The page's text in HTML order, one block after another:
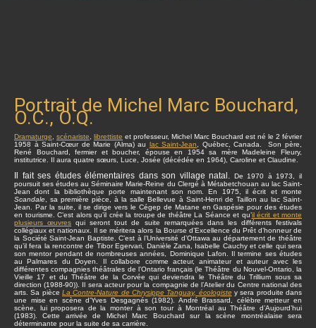
Portrait de Michel Marc Bouchard,
O.C., O.Q.
Dramaturge scénariste librettiste et professeur, Michel Marc Bouchard est né le 2 février
1958 à Saint-Cœur de Marie (Alma) au lac Saint-Jean
, Québec, Canada. Son père,
René Bouchard, fermier et boucher, épouse en 1954 sa mère Madeleine Fleury,
institutrice. Il aura quatre sœurs, Luce, Josée (décédée en 1964), Caroline et Claudine.
Il fait ses études élémentaires dans son village natal.
De 1970 à 1973, il
poursuit ses études au Séminaire Marie-Reine du Clergé à Métabetchouan au lac Saint-
Jean dont la bibliothèque porte maintenant son nom. En 1975, il écrit et monte
Scandale , sa première pièce, à la salle Bellevue à Saint-Henri de Taillon au lac Saint-
Jean. Par la suite, il se dirige vers le Cégep de Matane en Gaspésie pour des études
en tourisme. C’est alors qu’il crée la troupe de théâtre La Séance et qu’il écrit et monte
plusieurs œuvres qui seront tout de suite remarquées dans les différents festivals
collégiaux et nationaux. Il se méritera alors la Bourse d’Excellence du Prêt d’honneur de
la Société Saint-Jean Baptiste. C’est à l’Université d’Ottawa au département de théâtre
qu’il fera la rencontre de Tibor Egervari, Danièle Zana, Isabelle Cauchy et celle qui sera
son mentor pendant de nombreuses années, Dominique Lafon. Il termine ses études
au Palmares du Doyen. Il collabore comme acteur, animateur et auteur avec les
différentes compagnies théâtrales de l’Ontario français (le Théâtre du Nouvel-Ontario, la
Vieille 17 et du Théâtre de la Corvée qui deviendra le Théâtre du Trillium sous sa
direction (1988-90)). Il sera acteur pour la compagnie de l’Atelier du Centre national des
arts. Sa pièce La Contre-Nature de Chrysippe Tanguay, écologiste y sera produite dans
une mise en scène d’Yves Desgagnés (1982). André Brassard, célèbre metteur en
scène, lui proposera de la monter à son tour à Montréal au Théâtre d’Aujourd’hui
(1983). Cette arrivée de Michel Marc Bouchard sur la scène montréalaise sera
déterminante pour la suite de sa carrière.